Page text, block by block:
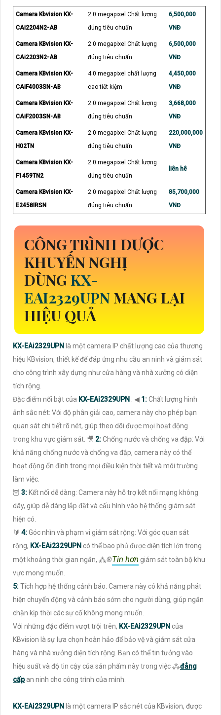
Camera Kbvision KX-
CAi2204N2-AB
2.0 megapixel Chất lượng
đúng tiêu chuẩn
6,500,000
VNĐ
Camera KBvision KX-
CAi2203N2-AB
2.0 megapixel Chất lượng
đúng tiêu chuẩn
6,500,000
VNĐ
Camera KBvision KX-
CAiF4003SN-AB
4.0 megapixel chất lượng
cao tiết kiệm
4,450,000
VNĐ
Camera KBvision KX-
CAiF2003SN-AB
2.0 megapixel Chất lượng
đúng tiêu chuẩn
3,668,000
VNĐ
Camera KBvision KX-
H02TN
2.0 megapixel Chất lượng
đúng tiêu chuẩn
220,000,000
VNĐ
Camera KBvision KX-
F1459TN2
2.0 megapixel Chất lượng
đúng tiêu chuẩn
liên hê
Camera KBvision KX-
E2458IRSN
2.0 megapixel Chất lượng
đúng tiêu chuẩn
85,700,000
VNĐ
CÔNG TRÌNH ĐƯỢC
KHUYẾN NGHỊ
DÙNG KX-
EAI2329UPNMANG LẠI
HIỆU QUẢ
KX-EAi2329UPN là một camera IP chất lượng cao của thương
hiệu KBvision, thiết kế để đáp ứng nhu cầu an ninh và giám sát
cho công trình xây dựng như cửa hàng và nhà xưởng có diện
tích rộng.
Đặc điểm nổi bật của KX-EAi2329UPN : ◀ 1:Chất lượng hình
ảnh sắc nét: Với độ phân giải cao, camera này cho phép bạn
quan sát chi tiết rõ nét, giúp theo dõi được mọi hoạt động
trong khu vực giám sát. 🎥 2:Chống nước và chống va đập: Với
khả năng chống nước và chống va đập, camera này có thể
hoạt động ổn định trong mọi điều kiện thời tiết và môi trường
làm việc.
🦉 3: Kết nối dễ dàng: Camera này hỗ trợ kết nối mạng không
dây, giúp dễ dàng lắp đặt và cấu hình vào hệ thống giám sát
hiện có.
🔰 4:Góc nhìn và phạm vi giám sát rộng: Với góc quan sát
rộng, KX-EAi2329UPN có thể bao phủ được diện tích lớn trong
một khoảng thời gian ngắn, ⁂®️Tin hơn giám sát toàn bộ khu
vực mong muốn.
5:Tích hợp hệ thống cảnh báo: Camera này có khả năng phát
hiện chuyển động và cảnh báo sớm cho người dùng, giúp ngăn
chặn kịp thời các sự cố không mong muốn.
Với những đặc điểm vượt trội trên, KX-EAi2329UPN của
KBvision là sự lựa chọn hoàn hảo để bảo vệ và giám sát cửa
hàng và nhà xưởng diện tích rộng. Bạn có thể tin tưởng vào
hiệu suất và độ tin cậy của sản phẩm này trong việc ⁂đẳng
cấp an ninh cho công trình của mình.
KX-EAi2329UPN là một camera IP sắc nét của KBvision, được